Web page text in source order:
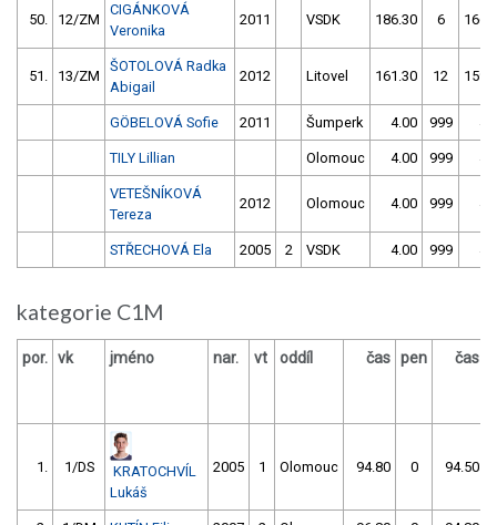
50. 12/ZM
CIGÁNKOVÁ
Veronika
2011 VSDK 186.30 6
51. 13/ZM
ŠOTOLOVÁ Radka
Abigail
2012 Litovel 161.30 12
GÖBELOVÁ Sofie 2011 Šumperk 4.00 999
TILY Lillian Olomouc 4.00 999
VETEŠNÍKOVÁ
Tereza
2012 Olomouc 4.00 999
STŘECHOVÁ Ela 2005 2 VSDK 4.00 999
kategorie C1M
por. vk jméno nar. vt oddíl čas pen čas
1. 1/DS
KRATOCHVÍL
Lukáš
2005 1 Olomouc 94.80 0 94.50